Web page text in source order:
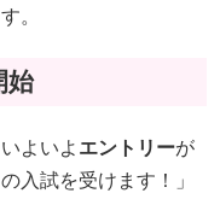
。
始
よいよ エントリーが
入試を受けます！」